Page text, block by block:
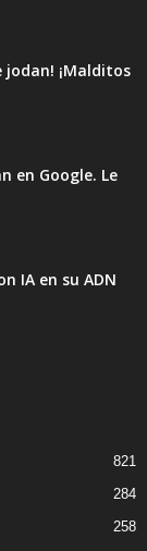
jodan! ¡Malditos
en Google. Le
IA en su ADN
821
284
258